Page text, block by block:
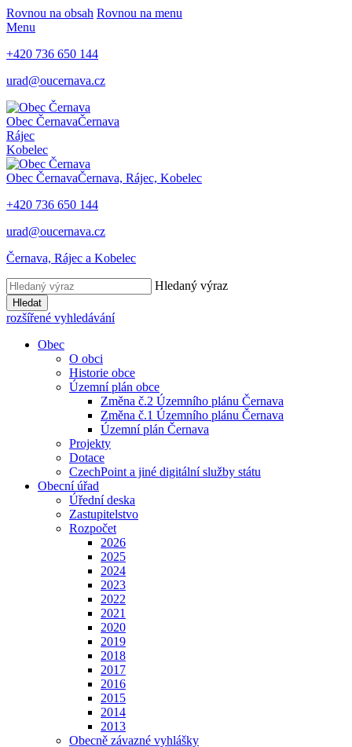
Rovnou na obsah Rovnou na menu
Menu
+420 736 650 144
urad@oucernava.cz
Obec ČernavaČernava
Rájec
Kobelec
Obec ČernavaČernava, Rájec, Kobelec
+420 736 650 144
urad@oucernava.cz
Černava, Rájec a Kobelec
Hledaný výraz
Hledat
rozšířené vyhledávání
Obec
O obci
Historie obce
Územní plán obce
Změna č.2 Územního plánu Černava
Změna č.1 Územního plánu Černava
Územní plán Černava
Projekty
Dotace
CzechPoint a jiné digitální služby státu
Obecní úřad
Úřední deska
Zastupitelstvo
Rozpočet
2026
2025
2024
2023
2022
2021
2020
2019
2018
2017
2016
2015
2014
2013
Obecně závazné vyhlášky